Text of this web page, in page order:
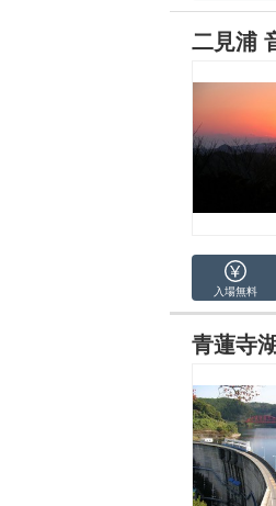
二見浦
入場無料
青蓮寺湖